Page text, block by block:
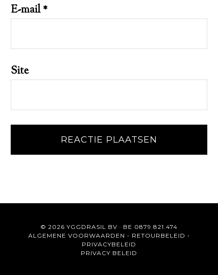
E-mail*
Site
© 2026 YGGDRASIL BV · BE 0879.821.474
ALGEMENE VOORWAARDEN - RETOURBELEID -
PRIVACYBELEID
PRIVACY BELEID